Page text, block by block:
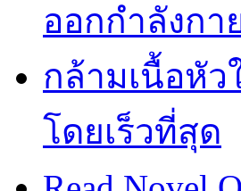
ออกกำลังกา
กล้ามเนื้อหัว
โดยเร็วที่สุด